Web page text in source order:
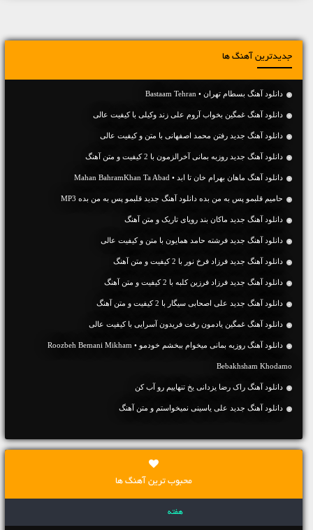
جدیدترین آهنگ ها
دانلود آهنگ بسطام تهران • Bastaam Tehran
دانلود آهنگ غمگین بخواب آروم علی زند وکیلی با کیفیت عالی
دانلود آهنگ جديد رفتن محمد اصفهانی با متن و کیفیت عالی
دانلود آهنگ جديد روزبه بمانی آخرالزمون با 2 کیفیت و متن آهنگ
دانلود آهنگ ماهان بهرام خان تا ابد • Mahan BahramKhan Ta Abad
حامیم قلبمو پس به من بده دانلود آهنگ جدید قلبمو پس به من بده MP3
دانلود آهنگ جديد ماکان بند رویای تاریک و متن آهنگ
دانلود آهنگ جديد فرشته حامد همایون با متن و کیفیت عالی
دانلود آهنگ جديد فرزاد فرخ نور با 2 کیفیت و متن آهنگ
دانلود آهنگ جديد فرزاد فرزین کلبه با 2 کیفیت و متن آهنگ
دانلود آهنگ جديد علی اصحابی سیگار با 2 کیفیت و متن آهنگ
دانلود آهنگ غمگین یادمون رفت فریدون آسرایی با کیفیت عالی
دانلود آهنگ روزبه بمانی میخوام ببخشم خودمو • Roozbeh Bemani Mikham
Bebakhsham Khodamo
دانلود آهنگ راک رضا یزدانی یخ تنهاییم رو آب کن
دانلود آهنگ جديد علی یاسینی نمیخواستم و متن آهنگ
محبوب ترین آهنگ ها
هفته